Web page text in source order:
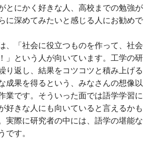
とにかく好きな人、高校までの勉強が
に深めてみたいと感じる人にお勧めで
、「社会に役立つものを作って、社会
」という人が向いています。工学の研
り返し、結果をコツコツと積み上げる
成果を得るという、みなさんの想像以
業です。そういった面では語学学習に
好きな人にも向いていると言えるかも
実際に研究者の中には、語学の堪能な
です。